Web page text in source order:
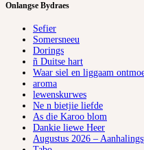
Onlangse Bydraes
Sefier
Somersneeu
Dorings
ñ Duitse hart
Waar siel en liggaam
aroma
lewenskurwes
Ne n bietjie liefde
As die Karoo blom
Dankie liewe Heer
Augustus 2026 –